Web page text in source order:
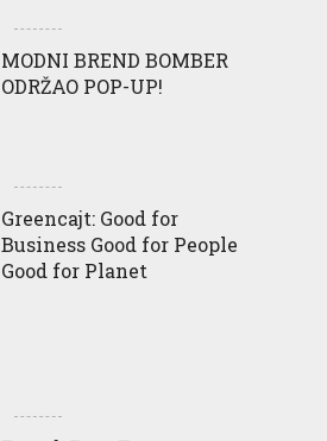
MODNI BREND BOMBER
ODRŽAO POP-UP!
Greencajt: Good for
Business Good for People
Good for Planet